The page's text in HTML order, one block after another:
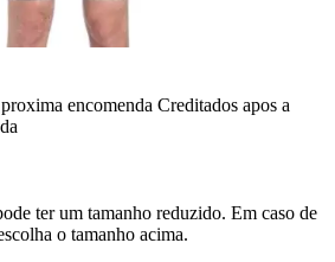
encomenda Creditados apos a
ter um tamanho reduzido. Em caso de
o tamanho acima.